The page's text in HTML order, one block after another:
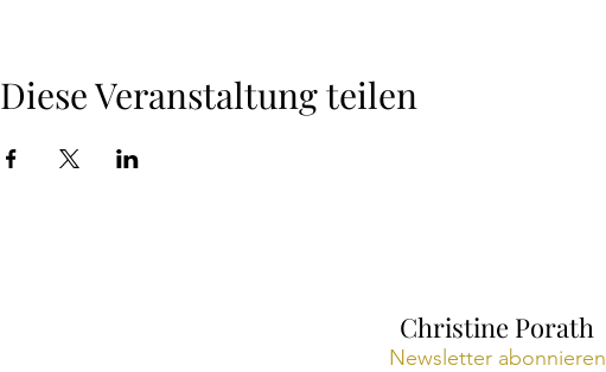
Diese Veranstaltung teilen
Christine Porath
Newsletter abonnieren